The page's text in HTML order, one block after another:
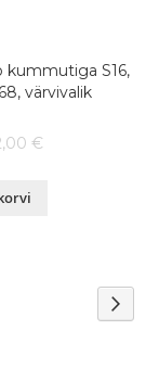
kummutiga S16,
värvivalik
€